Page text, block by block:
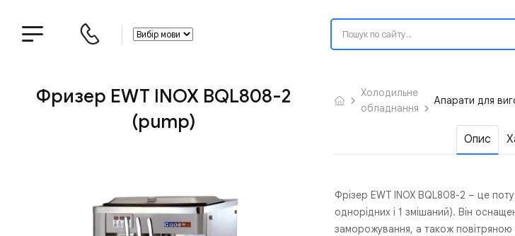
Фризер EWT INOX BQL808-2
(pump)
Холодильне
обладнання
Апарати для
Опис
Фрізер EWT INOX BQL808-2 – це
однорідних і 1 змішаний). Він
заморожування, а також повітряною